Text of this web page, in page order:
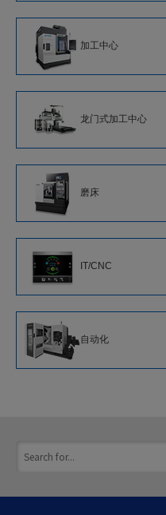
5轴数控立式复合加工中心
立式复合加工中心
龙门式复合加工中心
单刀架数控车床
対向主轴车削中心
并列主轴数控车床
立式数控车床
轮毂加工用车床
加工中心
立式加工中心
卧式加工中心
龙门式加工中心
5面加工龙门式加工中心
龙门式加工中心
磨床
CNC外圆磨床
CNC内圆磨床
IT/CNC
新一代智能化CNC
软件
自动化